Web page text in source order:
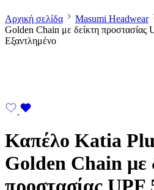
Αρχική σελίδα Masumi Headwear
Golden Chain με δείκτη προστασίας
Εξαντλημένο
Καπέλο Katia
Golden Chain με